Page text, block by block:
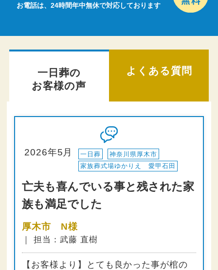
お電話は、24時間年中無休で対応しております
一日葬の
お客様の声
よくある質問
2026年5月 一日葬
神奈川県厚木市
家族葬式場ゆかりえ 愛甲石田
亡夫も喜んでいる事と残された家
族も満足でした
厚木市 N様
｜ 担当：武藤 直樹
【お客様より】とても良かった事が棺の